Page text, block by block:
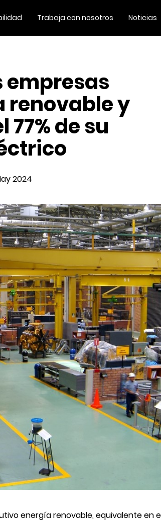
Trabaja con nosotros Noticias
empresas
renovable y
de su
2024
energía renovable, equivalente en el